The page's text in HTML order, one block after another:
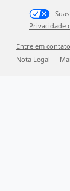
Privacidade
Entre em
Nota Legal